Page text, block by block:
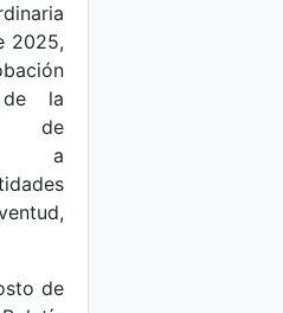
2025,
la
de
a
de